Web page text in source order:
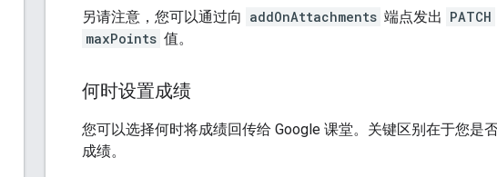
另请注意，您可以通过向 addOnAttachments 端点发出 PATCH
maxPoints 值。
何时设置成绩
您可以选择何时将成绩回传给 Google 课堂。关键区别在于您是
成绩。